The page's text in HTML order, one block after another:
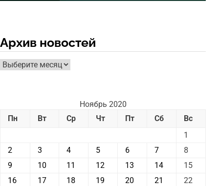
Архив новостей
Архив
новостей
Ноябрь 2020
Пн
Вт Ср Чт Пт Сб
Вс
1
2
3 4 5 6 7
8
9
10 11 12 13 14
15
16
17 18 19 20 21
22